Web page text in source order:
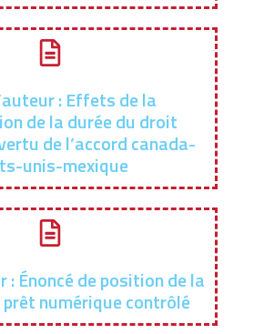
: Effets de la
de la durée du droit
de l’accord canada-
unis-mexique
: Énoncé de position de la
prêt numérique contrôlé